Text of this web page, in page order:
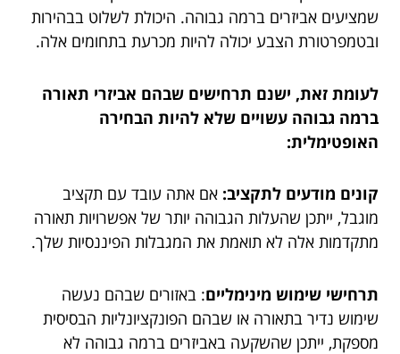
שמציעים אביזרים ברמה גבוהה. היכולת לשלוט בבהירות
ובטמפרטורת הצבע יכולה להיות מכרעת בתחומים אלה.
לעומת זאת, ישנם תרחישים שבהם אביזרי תאורה
ברמה גבוהה עשויים שלא להיות הבחירה
האופטימלית:
קונים מודעים לתקציב: אם אתה עובד עם תקציב
מוגבל, ייתכן שהעלות הגבוהה יותר של אפשרויות תאורה
מתקדמות אלה לא תואמת את המגבלות הפיננסיות שלך.
תרחישי שימוש מינימליים: באזורים שבהם נעשה
שימוש נדיר בתאורה או שבהם הפונקציונליות הבסיסית
מספקת, ייתכן שהשקעה באביזרים ברמה גבוהה לא